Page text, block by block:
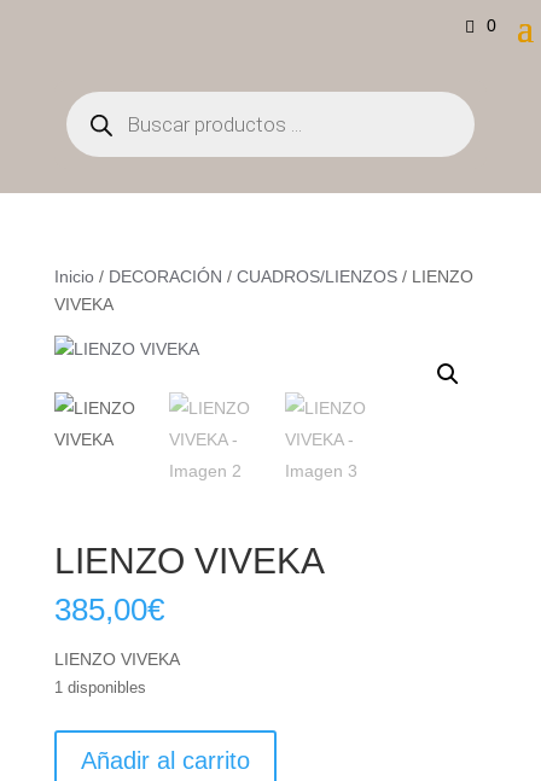
0
Búsqueda
de
productos
Inicio/ DECORACIÓN / CUADROS/LIENZOS/ LIENZO
VIVEKA
LIENZO VIVEKA
385,00€
LIENZO VIVEKA
1 disponibles
VIVEKA
Añadir al carrito